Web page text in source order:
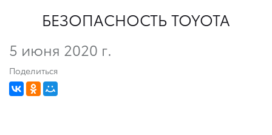
БЕЗОПАСНОСТЬ TOYOTA
5 июня 2020 г.
Поделиться